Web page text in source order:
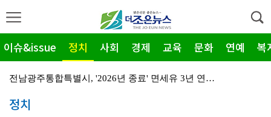
이슈&issue 정치 사회 경제 교육 문화 연예 복
전남광주통합특별시, '2026년 종료' 면세유 3년 연…
정치